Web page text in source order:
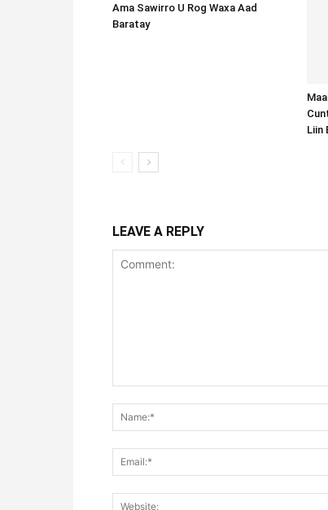
Ama Sawirro U Rog Waxa Aad
Baratay
Liin
LEAVE A REPLY